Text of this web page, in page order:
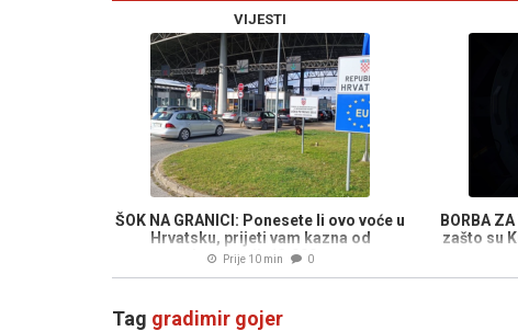
VIJESTI
ŠOK NA GRANICI: Ponesete li ovo voće u
Hrvatsku, prijeti vam kazna od
nevjerovatnih 13.000 eura
Prije 10 min 0
BORBA
zašto su
Tag gradimir gojer